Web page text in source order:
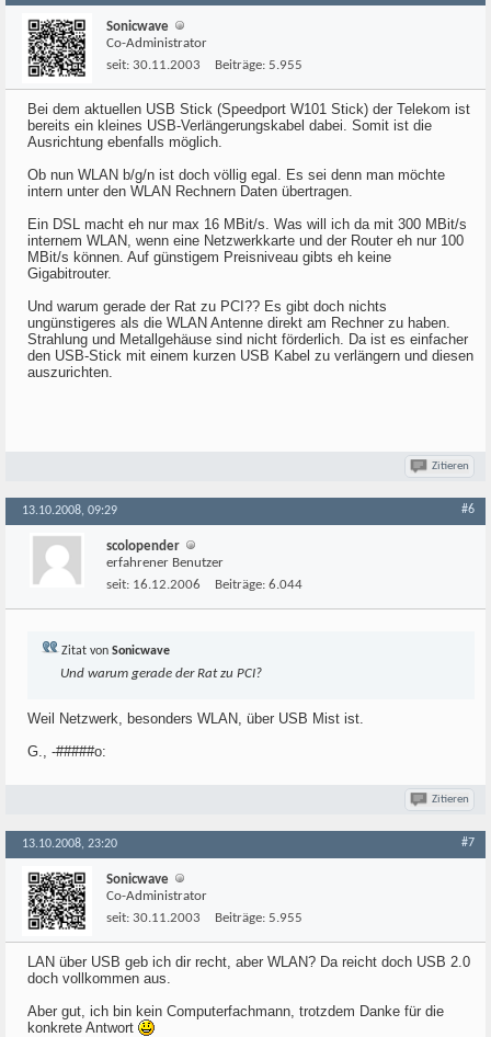
Sonicwave
Co-Administrator
seit: 30.11.2003 Beiträge: 5.955
Bei dem aktuellen USB Stick (Speedport W101 Stick) der Telekom ist
bereits ein kleines USB-Verlängerungskabel dabei. Somit ist die
Ausrichtung ebenfalls möglich.
Ob nun WLAN b/g/n ist doch völlig egal. Es sei denn man möchte
intern unter den WLAN Rechnern Daten übertragen.
Ein DSL macht eh nur max 16 MBit/s. Was will ich da mit 300 MBit/s
internem WLAN, wenn eine Netzwerkkarte und der Router eh nur 100
MBit/s können. Auf günstigem Preisniveau gibts eh keine
Gigabitrouter.
Und warum gerade der Rat zu PCI?? Es gibt doch nichts
ungünstigeres als die WLAN Antenne direkt am Rechner zu haben.
Strahlung und Metallgehäuse sind nicht förderlich. Da ist es einfacher
den USB-Stick mit einem kurzen USB Kabel zu verlängern und diesen
auszurichten.
Zitieren
13.10.2008, 09:29 #6
scolopender
erfahrener Benutzer
seit: 16.12.2006 Beiträge: 6.044
Zitat von Sonicwave
Und warum gerade der Rat zu PCI?
Weil Netzwerk, besonders WLAN, über USB Mist ist.
G., -#####o:
Zitieren
13.10.2008, 23:20 #7
Sonicwave
Co-Administrator
seit: 30.11.2003 Beiträge: 5.955
LAN über USB geb ich dir recht, aber WLAN? Da reicht doch USB 2.0
doch vollkommen aus.
Aber gut, ich bin kein Computerfachmann, trotzdem Danke für die
konkrete Antwort